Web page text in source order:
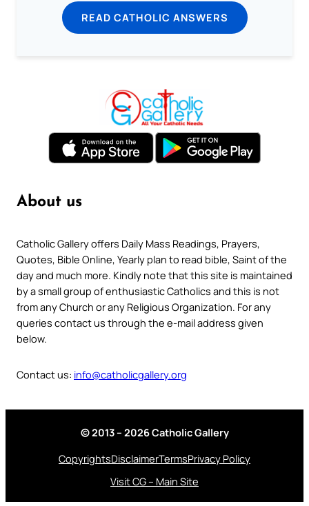
READ CATHOLIC ANSWERS
About us
Catholic Gallery offers Daily Mass Readings, Prayers,
Quotes, Bible Online, Yearly plan to read bible, Saint of the
day and much more. Kindly note that this site is maintained
by a small group of enthusiastic Catholics and this is not
from any Church or any Religious Organization. For any
queries contact us through the e-mail address given
below.
Contact us: info@catholicgallery.org
© 2013 – 2026 Catholic Gallery
CopyrightsDisclaimerTermsPrivacy Policy
Visit CG – Main Site